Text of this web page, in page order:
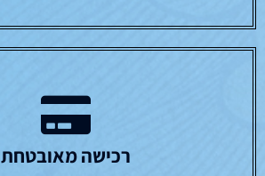
רכישה מאובטחת